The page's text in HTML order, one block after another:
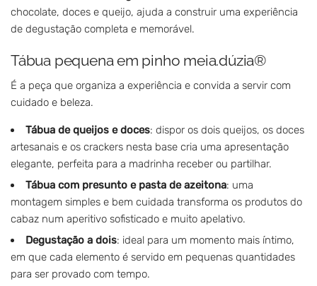
chocolate, doces e queijo, ajuda a construir uma experiência
de degustação completa e memorável.
Tábua pequena em pinho meia.dúzia®
É a peça que organiza a experiência e convida a servir com
cuidado e beleza.
Tábua de queijos e doces: dispor os dois queijos, os doces
artesanais e os crackers nesta base cria uma apresentação
elegante, perfeita para a madrinha receber ou partilhar.
Tábua com presunto e pasta de azeitona: uma
montagem simples e bem cuidada transforma os produtos do
cabaz num aperitivo sofisticado e muito apelativo.
Degustação a dois: ideal para um momento mais íntimo,
em que cada elemento é servido em pequenas quantidades
para ser provado com tempo.